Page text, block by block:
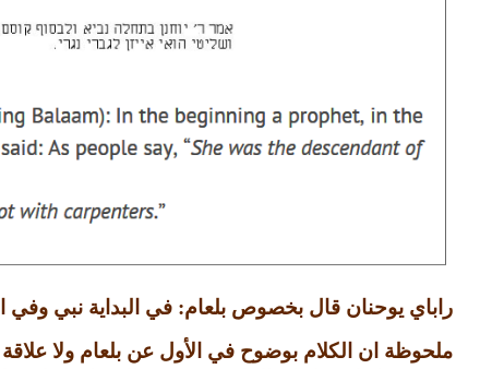
راباي يوحنان قال بخصوص بلعام: في البداية نبي وفي
ملحوظة ان الكلام بوضوح في الأول عن بلعام ولا